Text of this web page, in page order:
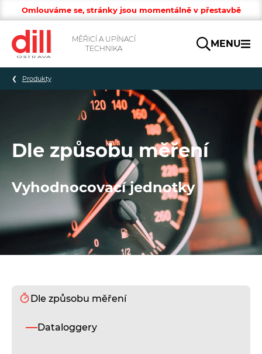
Omlouváme se, stránky jsou momentálně v přestavbě
MĚŘICÍ A UPÍNACÍ
TECHNIKA
Hledat
MENU
Produkty
Dle způsobu měření
Vyhodnocovací jednotky
Dle způsobu měření
Dataloggery